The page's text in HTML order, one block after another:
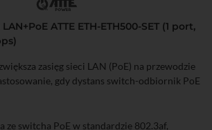
ATTE ETH-ETH500-SET (1 port,
zasięg sieci LAN (PoE) na przewodzie
gdy dystans switch-odbiornik PoE
ze switcha PoE w standardzie 802.3af,